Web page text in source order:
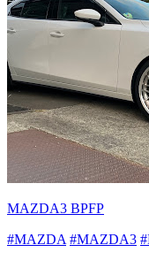
MAZDA3 BPFP
#MAZDA #MAZDA3